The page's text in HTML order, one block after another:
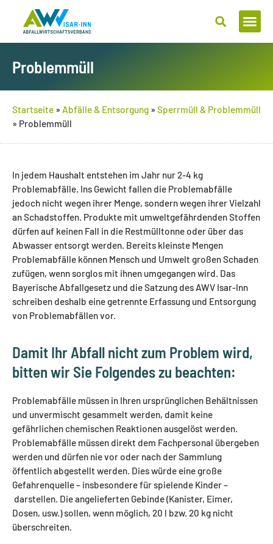
springen
Problemmüll
Startseite » Abfälle & Entsorgung » Sperrmüll & Problemmüll
» Problemmüll
In jedem Haushalt entstehen im Jahr nur 2-4 kg
Problemabfälle. Ins Gewicht fallen die Problemabfälle
jedoch nicht wegen ihrer Menge, sondern wegen ihrer Vielzahl
an Schadstoffen. Produkte mit umweltgefährdenden Stoffen
dürfen auf keinen Fall in die Restmülltonne oder über das
Abwasser entsorgt werden. Bereits kleinste Mengen
Problemabfälle können Mensch und Umwelt großen Schaden
zufügen, wenn sorglos mit ihnen umgegangen wird. Das
Bayerische Abfallgesetz und die Satzung des AWV Isar-Inn
schreiben deshalb eine getrennte Erfassung und Entsorgung
von Problemabfällen vor.
Damit Ihr Abfall nicht zum Problem wird,
bitten wir Sie Folgendes zu beachten:
Problemabfälle müssen in Ihren ursprünglichen Behältnissen
und unvermischt gesammelt werden, damit keine
gefährlichen chemischen Reaktionen ausgelöst werden.
Problemabfälle müssen direkt dem Fachpersonal übergeben
werden und dürfen nie vor oder nach der Sammlung
öffentlich abgestellt werden. Dies würde eine große
Gefahrenquelle – insbesondere für spielende Kinder –
darstellen. Die angelieferten Gebinde (Kanister, Eimer,
Dosen, usw.) sollen, wenn möglich, 20 l bzw. 20 kg nicht
überschreiten.